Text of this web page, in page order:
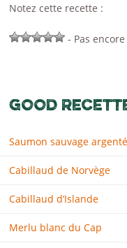
Notez cette recette :
- Pas
GOOD
Saumon sauvage
Cabillaud de Norvège
Cabillaud d’Islande
Merlu blanc du Cap